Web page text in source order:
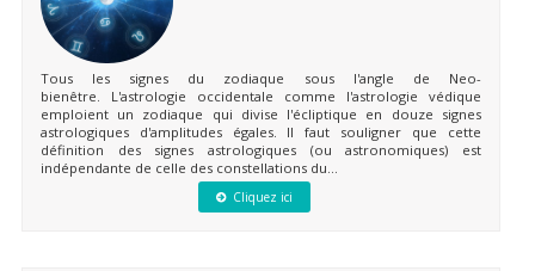
Tous les signes du zodiaque sous l'angle de Neo-
bienêtre. L'astrologie occidentale comme l'astrologie védique
emploient un zodiaque qui divise l'écliptique en douze signes
astrologiques d'amplitudes égales. Il faut souligner que cette
définition des signes astrologiques (ou astronomiques) est
indépendante de celle des constellations du...
Cliquez ici